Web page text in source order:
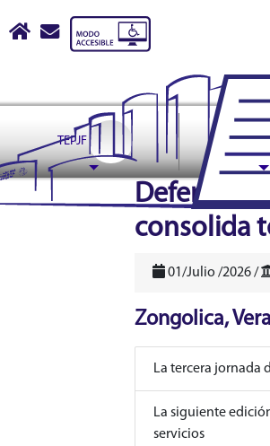
Tribunal Electoral
Inicioescribir correo a
TEPJF ASUNTOS
header
consolida
01/Julio /2026 /
Zongolica,
La tercera jornada
La siguiente
servicios